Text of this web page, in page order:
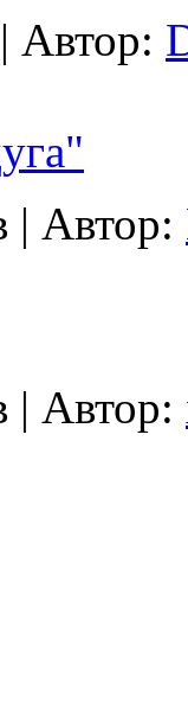
Автор:
| Автор:
| Автор: